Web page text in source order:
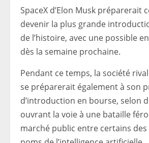
SpaceX d’Elon Musk préparerait
devenir la plus grande
de l’histoire, avec une possible
dès la semaine prochaine.
Pendant ce temps, la société
se préparerait également à son
d’introduction en bourse, selon
ouvrant la voie à une bataille
marché public entre certains